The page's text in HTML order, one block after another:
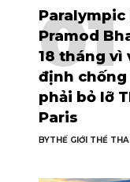
Paralympic
Pramod
18 tháng vì
định
phải bỏ lỡ
Paris
BYTHẾ GIỚI THỂ